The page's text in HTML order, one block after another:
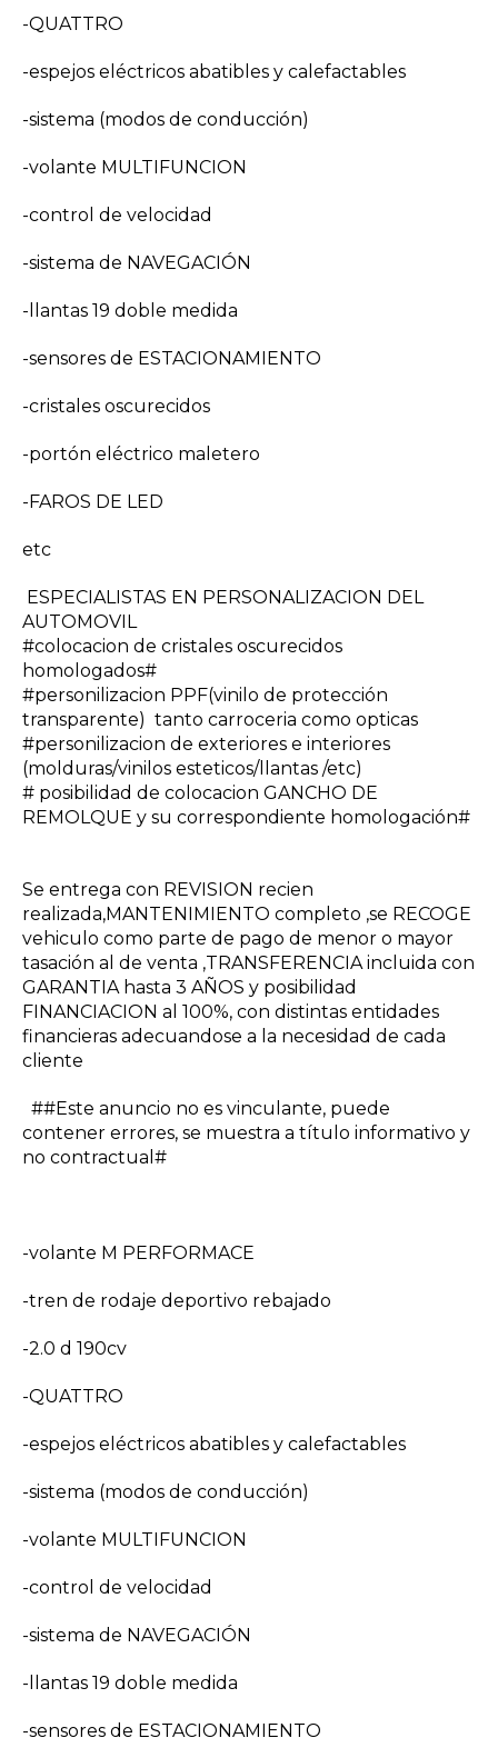
-QUATTRO
-espejos eléctricos abatibles y calefactables
-sistema (modos de conducción)
-volante MULTIFUNCION
-control de velocidad
-sistema de NAVEGACIÓN
-llantas 19 doble medida
-sensores de ESTACIONAMIENTO
-cristales oscurecidos
-portón eléctrico maletero
-FAROS DE LED
etc
ESPECIALISTAS EN PERSONALIZACION DEL
AUTOMOVIL
#colocacion de cristales oscurecidos
homologados#
#personilizacion PPF(vinilo de protección
transparente) tanto carroceria como opticas
#personilizacion de exteriores e interiores
(molduras/vinilos esteticos/llantas /etc)
# posibilidad de colocacion GANCHO DE
REMOLQUE y su correspondiente homologación#
Se entrega con REVISION recien
realizada,MANTENIMIENTO completo ,se RECOGE
vehiculo como parte de pago de menor o mayor
tasación al de venta ,TRANSFERENCIA incluida con
GARANTIA hasta 3 AÑOS y posibilidad
FINANCIACION al 100%, con distintas entidades
financieras adecuandose a la necesidad de cada
cliente
##Este anuncio no es vinculante, puede
contener errores, se muestra a título informativo y
no contractual#
-volante M PERFORMACE
-tren de rodaje deportivo rebajado
-2.0 d 190cv
-QUATTRO
-espejos eléctricos abatibles y calefactables
-sistema (modos de conducción)
-volante MULTIFUNCION
-control de velocidad
-sistema de NAVEGACIÓN
-llantas 19 doble medida
-sensores de ESTACIONAMIENTO